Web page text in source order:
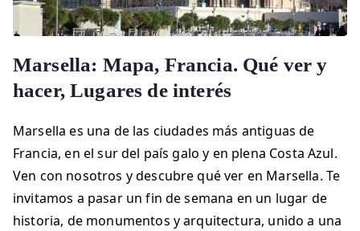
Marsella: Mapa, Francia. Qué ver y
hacer, Lugares de interés
Marsella es una de las ciudades más antiguas de
Francia, en el sur del país galo y en plena Costa Azul.
Ven con nosotros y descubre qué ver en Marsella. Te
invitamos a pasar un fin de semana en un lugar de
historia, de monumentos y arquitectura, unido a una